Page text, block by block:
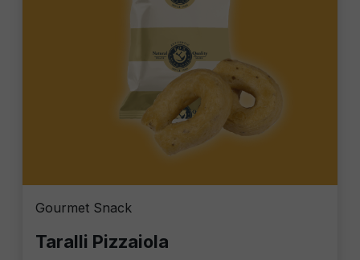
Gourmet Snack
Taralli Pizzaiola